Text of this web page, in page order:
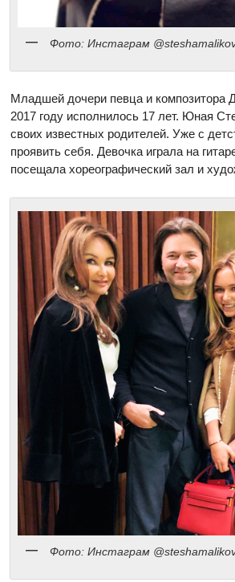
Фото: Инстаграм
Младшей дочери певца и композитора
2017 году исполнилось 17 лет. Юная
своих известных родителей. Уже с
проявить себя. Девочка играла на
посещала хореографический зал и
Фото: Инстаграм